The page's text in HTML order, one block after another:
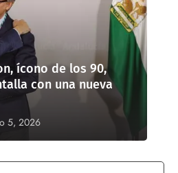
ícono de los 90,
con una nueva
5, 2026